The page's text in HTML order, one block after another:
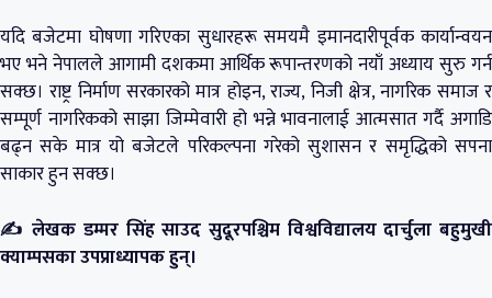
यदि बजेटमा घोषणा गरिएका सुधारहरू समयमै इमानदारीपूर्वक कार्यान्वयन
भए भने नेपालले आगामी दशकमा आर्थिक रूपान्तरणको नयाँ अध्याय सुरु गर्न
सक्छ। राष्ट्र निर्माण सरकारको मात्र होइन, राज्य, निजी क्षेत्र, नागरिक समाज र
सम्पूर्ण नागरिकको साझा जिम्मेवारी हो भन्ने भावनालाई आत्मसात गर्दै अगाडि
बढ्न सके मात्र यो बजेटले परिकल्पना गरेको सुशासन र समृद्धिको सपना
साकार हुन सक्छ।
✍️ लेखक डम्मर सिंह साउद सुदूरपश्चिम विश्वविद्यालय दार्चुला बहुमुखी
क्याम्पसका उपप्राध्यापक हुन्।